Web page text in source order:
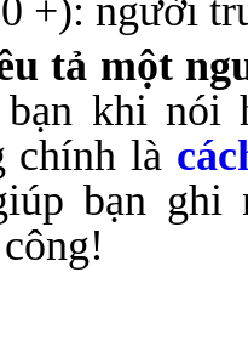
+): người
tả một
khi nói
chính là
bạn